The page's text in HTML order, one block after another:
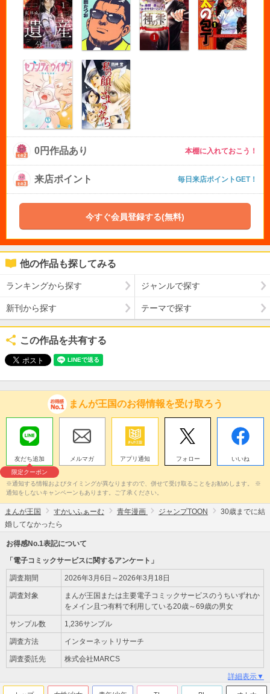
0円作品あり 本棚に入れておこう！
来店ポイント 毎日来店ポイントGET！
今すぐ会員登録する(無料)
他の作品も探してみる
ランキングから探す ジャンルで探す
新刊から探す テーマで探す
この作品を共有する
まんが王国のお得情報を受け取ろう
友だち追加
限定クーポン
メルマガ アプリ通知 フォロー いいね
※通知する情報およびタイミングが異なりますので、併せて受け取ることをお勧めします。 ※
通知をしないキャンペーンもあります。ご了承ください。
まんが王国 すかいふぁーむ 青年漫画 ジャンプTOON
30歳までに結
婚してなかったら
お得感No.1表記について
「電子コミックサービスに関するアンケート」
調査期間 2026年3月6日～2026年3月18日
調査対象
まんが王国または主要電子コミックサービスのうちいずれか
をメイン且つ有料で利用している20歳～69歳の男女
サンプル数 1,236サンプル
調査方法 インターネットリサーチ
調査委託先 株式会社MARCS
詳細表示▼